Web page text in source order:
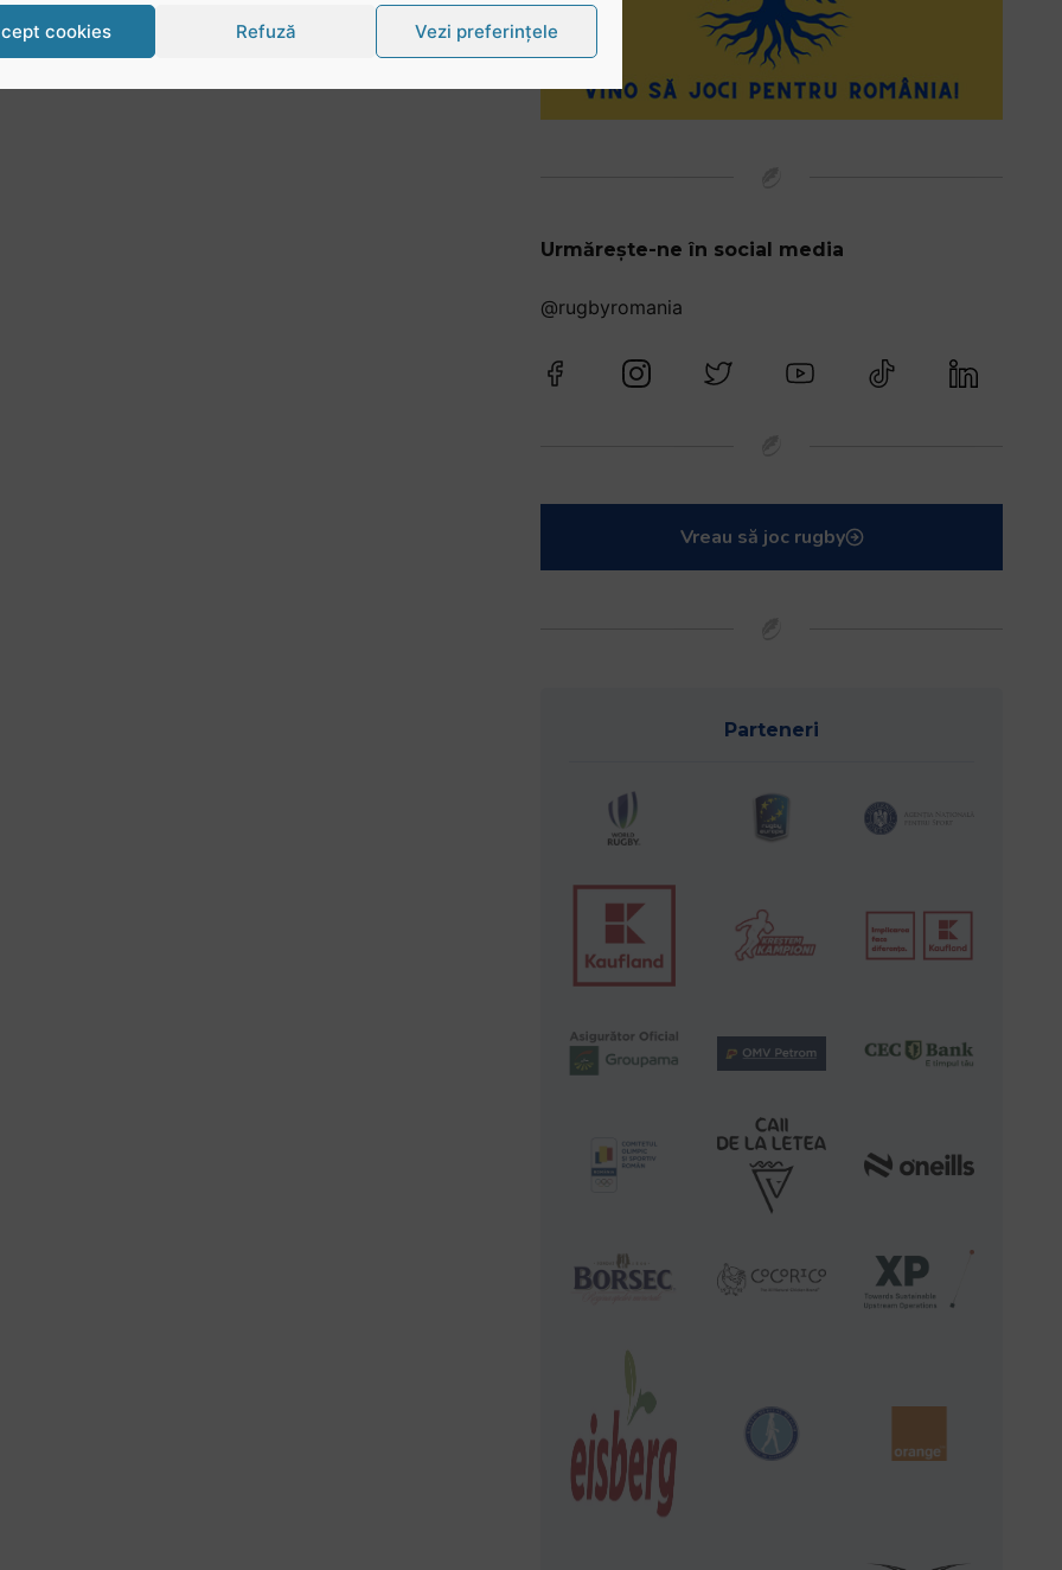
cookies Refuză Vezi preferințele
Urmărește-ne în social media
@rugbyromania
Vreau să joc rugby
Parteneri